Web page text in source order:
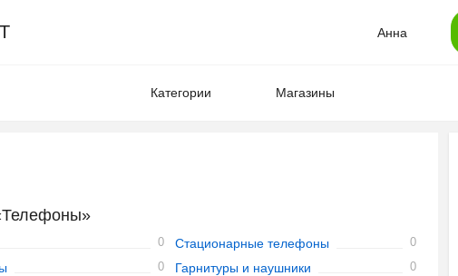
Анна
Категории Магазины
0 Стационарные телефоны 0
0 Гарнитуры и наушники 0